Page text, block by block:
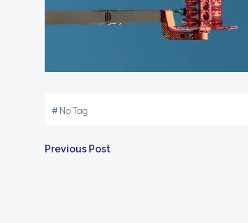
#No Tag
Article
Previous Post